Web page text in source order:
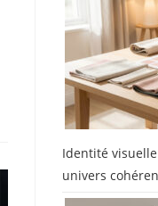
Identité
univers